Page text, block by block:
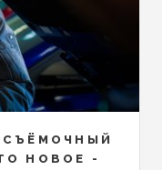
НОВОЕ -